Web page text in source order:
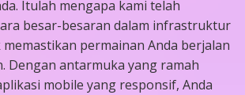
Itulah mengapa kami telah
besar-besaran dalam infrastruktur
permainan Anda berjalan
Dengan antarmuka yang ramah
mobile yang responsif, Anda